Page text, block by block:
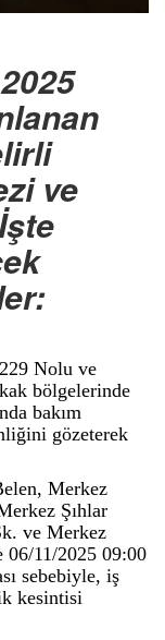
ve
Nolu ve
bölgelerinde
bakım
gözeterek
Merkez
Şıhlar
ve Merkez
06/11/2025 09:00
sebebiyle, iş
kesintisi